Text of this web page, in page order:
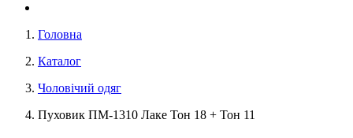
Головна
Каталог
Чоловічий одяг
Пуховик ПМ-1310 Лаке Тон 18 + Тон 11